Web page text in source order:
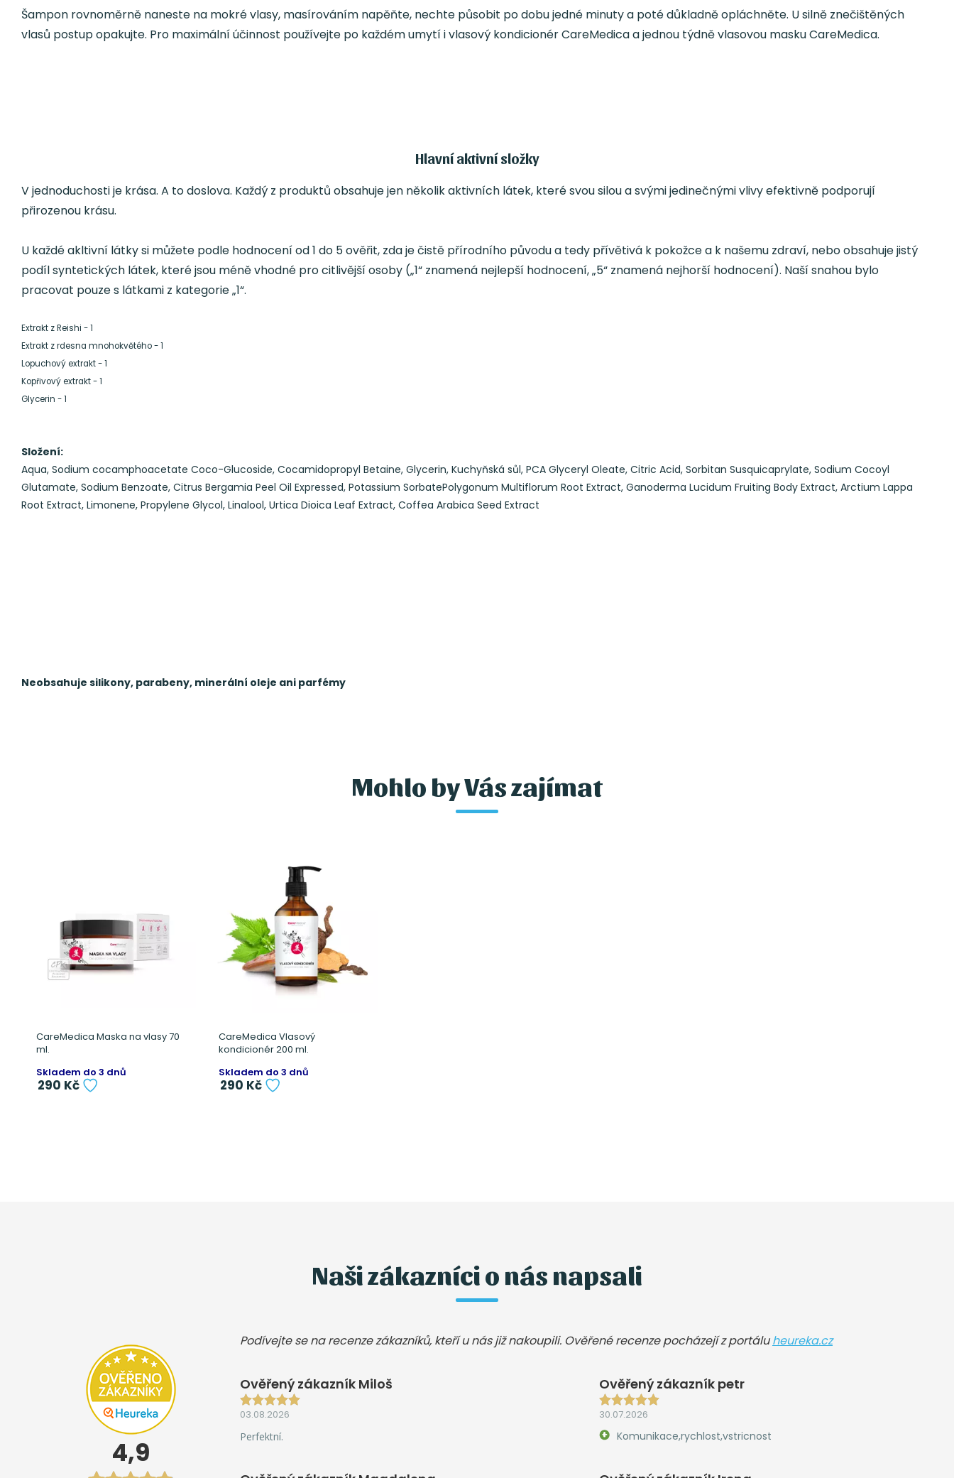
Šampon rovnoměrně naneste na mokré vlasy, masírováním napěňte, nechte působit po dobu jedné minuty a poté důkladně opláchněte. U silně znečištěných
vlasů postup opakujte. Pro maximální účinnost používejte po každém umytí i vlasový kondicionér CareMedica a jednou týdně vlasovou masku CareMedica.
Hlavní aktivní složky
V jednoduchosti je krása. A to doslova. Každý z produktů obsahuje jen několik aktivních látek, které svou silou a svými jedinečnými vlivy efektivně podporují
přirozenou krásu.
U každé akltivní látky si můžete podle hodnocení od 1 do 5 ověřit, zda je čistě přírodního původu a tedy přívětivá k pokožce a k našemu zdraví, nebo obsahuje jistý
podíl syntetických látek, které jsou méně vhodné pro citlivější osoby („1“ znamená nejlepší hodnocení, „5“ znamená nejhorší hodnocení). Naší snahou bylo
pracovat pouze s látkami z kategorie „1“.
Extrakt z Reishi - 1
Extrakt z rdesna mnohokvětého - 1
Lopuchový extrakt - 1
Kopřivový extrakt - 1
Glycerin - 1
Složení:
Aqua, Sodium cocamphoacetate Coco-Glucoside, Cocamidopropyl Betaine, Glycerin, Kuchyňská sůl, PCA Glyceryl Oleate, Citric Acid, Sorbitan Susquicaprylate, Sodium Cocoyl
Glutamate, Sodium Benzoate, Citrus Bergamia Peel Oil Expressed, Potassium SorbatePolygonum Multiflorum Root Extract, Ganoderma Lucidum Fruiting Body Extract, Arctium Lappa
Root Extract, Limonene, Propylene Glycol, Linalool, Urtica Dioica Leaf Extract, Coffea Arabica Seed Extract
Neobsahuje silikony, parabeny, minerální oleje ani parfémy
Mohlo by Vás zajímat
CareMedica Maska na vlasy 70
ml.
Skladem do 3 dnů
290 Kč
CareMedica Vlasový
kondicionér 200 ml.
Skladem do 3 dnů
290 Kč
Naši zákazníci o nás napsali
4,9
Podívejte se na recenze zákazníků, kteří u nás již nakoupili. Ověřené recenze pocházejí z portáluheureka.cz
Ověřený zákazník Miloš
03.08.2026
Perfektní.
Ověřený zákazník petr
30.07.2026
Komunikace,rychlost,vstricnost